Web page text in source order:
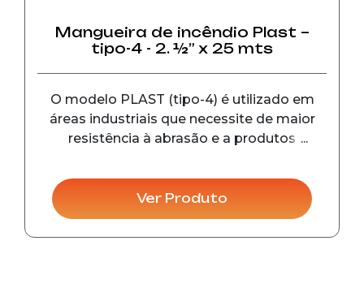
Mangueira de incêndio Plast –
tipo-4 - 2. ½” x 25 mts
O modelo PLAST (tipo-4) é utilizado em
áreas industriais que necessite de maior
resistência à abrasão e a produtos
de 45 mm (1. ½”) e 65 mm (2.1/2”), pressão
de trabalho de 14 kgf/cm², pressão de
prova 28 kgf/cm², pr
Ver Produto